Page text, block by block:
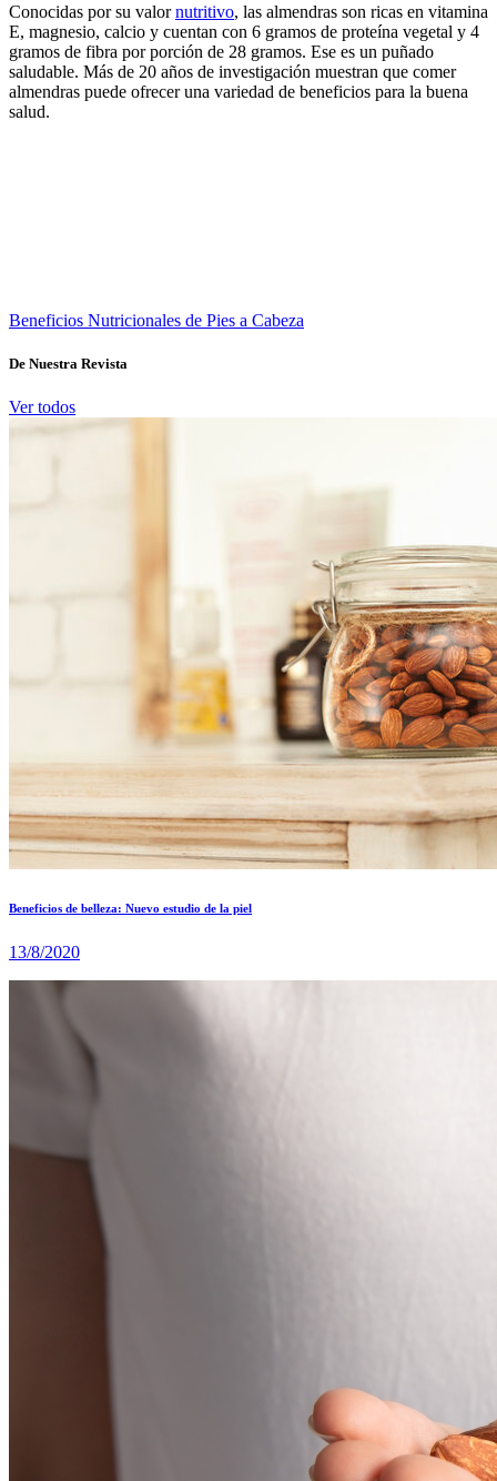
Conocidas por su valornutritivo, las almendras son ricas en vitamina
E, magnesio, calcio y cuentan con 6 gramos de proteína vegetal y 4
gramos de fibra por porción de 28 gramos. Ese es un puñado
saludable. Más de 20 años de investigación muestran que comer
almendras puede ofrecer una variedad de beneficios para la buena
salud.
Beneficios Nutricionales de Pies a Cabeza
De Nuestra Revista
Ver todos
Beneficios de belleza: Nuevo estudio de la piel
13/8/2020